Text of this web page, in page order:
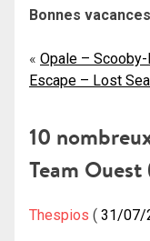
Bonnes
Navigation
de
l’article
Opale –
Escape – Lost
10
Team
Thespios 31/07/